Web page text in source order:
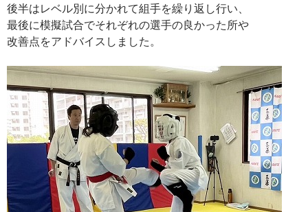
後半はレベル別に分かれて組手を繰り返し行い、
最後に模擬試合でそれぞれの選手の良かった所や
改善点をアドバイスしました。